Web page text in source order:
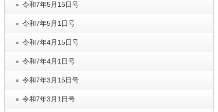
令和7年5月15日号
令和7年5月1日号
令和7年4月15日号
令和7年4月1日号
令和7年3月15日号
令和7年3月1日号